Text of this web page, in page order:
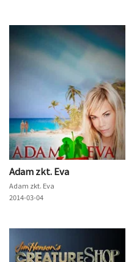
Adam zkt. Eva
Adam zkt. Eva
2014-03-04